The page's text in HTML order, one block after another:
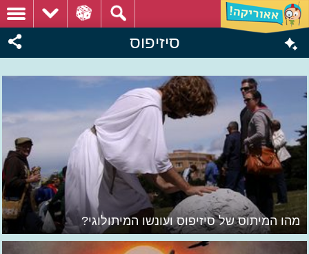
סיזיפוס
מהו המיתוס של סיזיפוס ועונשו המיתולוגי?